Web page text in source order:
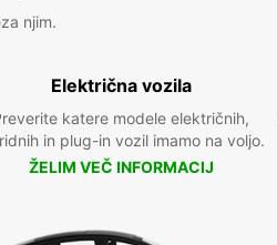
njim.
Električna vozila
katere modele električnih,
in plug-in vozil imamo na voljo.
ŽELIM VEČ INFORMACIJ